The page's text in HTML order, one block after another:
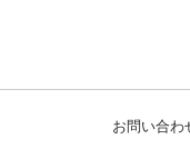
お問い合わ